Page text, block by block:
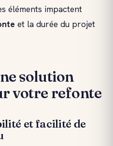
éléments impactent
et la durée du projet
solution
votre refonte
et facilité de